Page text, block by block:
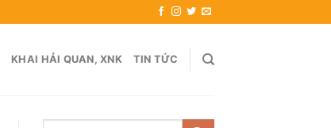
KHAI HẢI QUAN, XNK TIN TỨC